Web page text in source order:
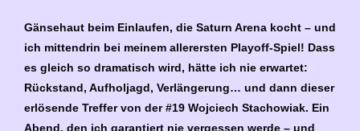
Gänsehaut beim Einlaufen, die Saturn Arena kocht – und
ich mittendrin bei meinem allerersten Playoff-Spiel! Dass
es gleich so dramatisch wird, hätte ich nie erwartet:
Rückstand, Aufholjagd, Verlängerung… und dann dieser
erlösende Treffer von der #19 Wojciech Stachowiak. Ein
Abend, den ich garantiert nie vergessen werde – und